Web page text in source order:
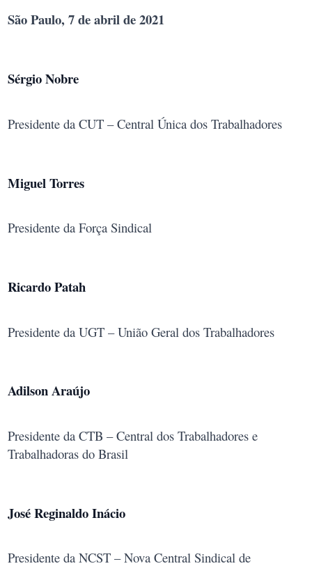
São Paulo, 7 de abril de 2021
Sérgio Nobre
Presidente da CUT – Central Única dos Trabalhadores
Miguel Torres
Presidente da Força Sindical
Ricardo Patah
Presidente da UGT – União Geral dos Trabalhadores
Adilson Araújo
Presidente da CTB – Central dos Trabalhadores e
Trabalhadoras do Brasil
José Reginaldo Inácio
Presidente da NCST – Nova Central Sindical de